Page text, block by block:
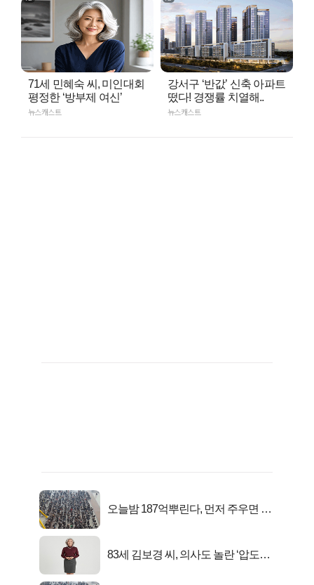
71세 민혜숙 씨, 미인대회
평정한 ‘방부제 여신’
뉴스캐스트
강서구 ‘반값’ 신축 아파트
떴다! 경쟁률 치열해..
뉴스캐스트
오늘밤 187억뿌린다, 먼저 주우면 최
83세 김보경 씨, 의사도 놀란 ‘압도적